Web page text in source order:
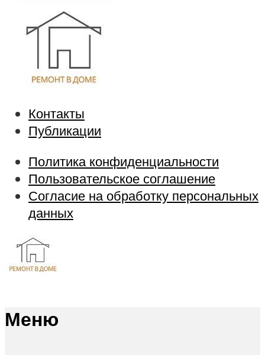
Контакты
Публикации
Политика конфиденциальности
Пользовательское соглашение
Согласие на обработку персональных
данных
Меню